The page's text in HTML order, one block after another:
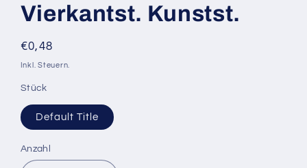
Vierkantst. Kunstst.
Normaler
Preis
€0,48
Inkl. Steuern.
Stück
Default Title
Anzahl